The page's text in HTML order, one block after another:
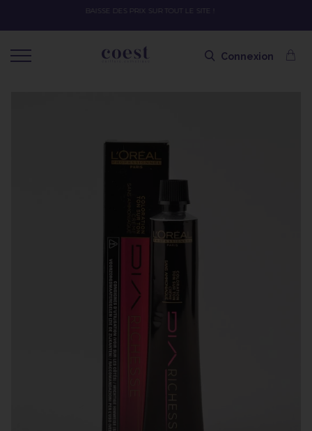
OFFRE SPÉCIALE SOLAIRE SKEYMZEE ! SOIN HYDRATANT + SPRAY +
Connexion